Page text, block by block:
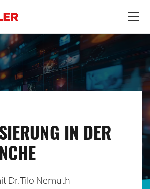
IN DER
Dr. Tilo Nemuth